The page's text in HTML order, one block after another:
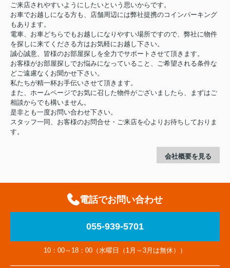
ご来店されやすいようにしたいという思いからです。
お車でお越しになる方も、店舗周辺には弊社提携のコインパーキング
もあります。
電車、お車どちらでもお越しになりやすい場所ですので、弊社に物件
を探しに来てくださる方はお気軽にお越し下さい。
誠心誠意、皆様のお部屋探しを全力でサポートさせて頂きます。
お客様がお部屋探しでお悩みになっていること、ご希望される条件な
どご遠慮なくお聞かせ下さい。
私たちが精一杯お手伝いさせて頂きます。
また、ホームページでお気に召した物件がございましたら、まずはご
相談からでも構いません。
是非とも一度お問い合わせ下さい。
スタッフ一同、お客様のお問合せ・ご来店を心よりお待ちしておりま
す。
会社概要を見る
電話でお問い合わせ
055-939-5701
10：00～18：00（水曜日（1月～3月は無休））